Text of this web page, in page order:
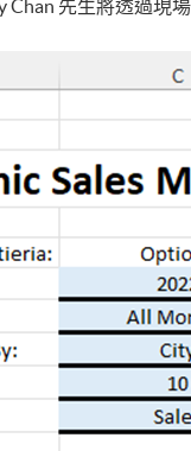
先生將透過現